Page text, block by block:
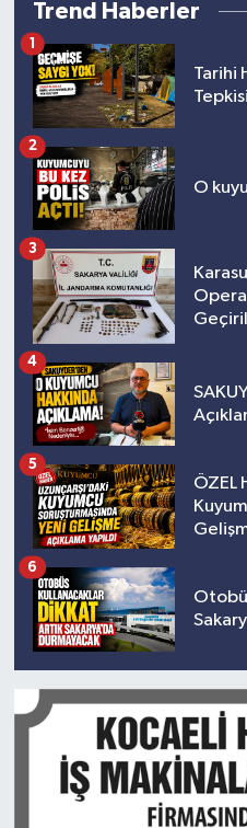
Trend Haberler
Tarihi
Tepkisi
1
O
2
3
4
ÖZEL
5
6